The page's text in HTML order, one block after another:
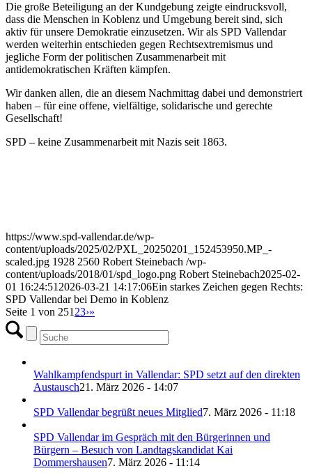
Die große Beteiligung an der Kundgebung zeigte eindrucksvoll,
dass die Menschen in Koblenz und Umgebung bereit sind, sich
aktiv für unsere Demokratie einzusetzen. Wir als SPD Vallendar
werden weiterhin entschieden gegen Rechtsextremismus und
jegliche Form der politischen Zusammenarbeit mit
antidemokratischen Kräften kämpfen.
Wir danken allen, die an diesem Nachmittag dabei und demonstriert
haben – für eine offene, vielfältige, solidarische und gerechte
Gesellschaft!
SPD – keine Zusammenarbeit mit Nazis seit 1863.
https://www.spd-vallendar.de/wp-
content/uploads/2025/02/PXL_20250201_152453950.MP_-
scaled.jpg 1928 2560 Robert Steinebach /wp-
content/uploads/2018/01/spd_logo.png Robert Steinebach2025-02-
01 16:24:51 2026-03-21 14:17:06Ein starkes Zeichen gegen Rechts:
SPD Vallendar bei Demo in Koblenz
Seite 1 von 251 23›»
Wahlkampfendspurt in Vallendar: SPD setzt auf den direkten
Austausch21. März 2026 - 14:07
SPD Vallendar begrüßt neues Mitglied7. März 2026 - 11:18
SPD Vallendar im Gespräch mit den Bürgerinnen und
Bürgern – Besuch von Landtagskandidat Kai
Dommershausen7. März 2026 - 11:14